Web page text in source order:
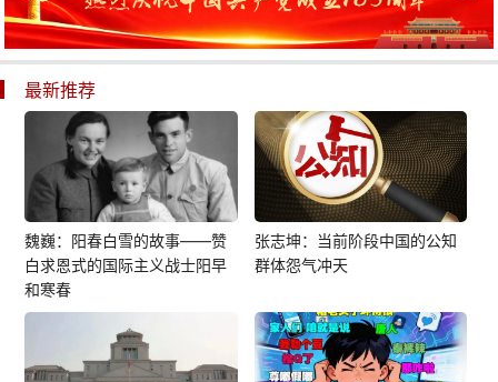
最新推荐
魏巍：阳春白雪的故事——赞
白求恩式的国际主义战士阳早
和寒春
张志坤：当前阶段中国的公知
群体怨气冲天